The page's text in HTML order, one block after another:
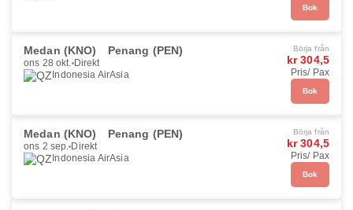
Bok
Medan (KNO) Penang (PEN)
ons 28 okt. Direkt
Indonesia AirAsia
Börja från
kr 304,5
Pris/ Pax
Bok
Medan (KNO) Penang (PEN)
ons 2 sep. Direkt
Indonesia AirAsia
Börja från
kr 304,5
Pris/ Pax
Bok